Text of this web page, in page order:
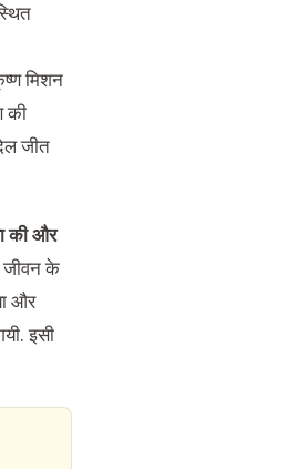
मिशन
की
जीत
की और
जीवन के
और
इसी